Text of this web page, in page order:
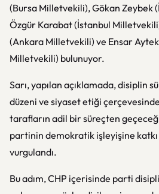
(Bursa Milletvekili), Gökan Zeybek
Özgür Karabat (İstanbul
(Ankara Milletvekili) ve Ensar
Milletvekili) bulunuyor.
Sarı, yapılan açıklamada, disiplin
düzeni ve siyaset etiği
tarafların adil bir süreçten
partinin demokratik işleyişine katkı
vurgulandı.
Bu adım, CHP içerisinde parti